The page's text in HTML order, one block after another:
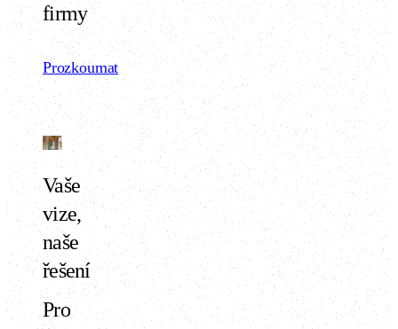
firmy
Prozkoumat
Vaše
vize,
naše
řešení
Pro